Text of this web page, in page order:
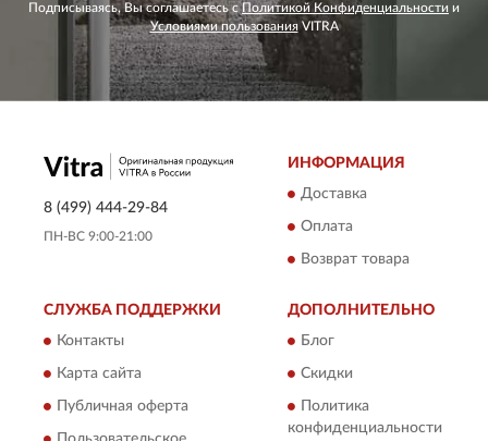
Подписываясь, Вы соглашаетесь сПолитикой Конфиденциальности и
Условиями пользованияVITRA
8 (499) 444-29-84
ПН-ВС 9:00-21:00
ИНФОРМАЦИЯ
Доставка
Оплата
Возврат товара
СЛУЖБА ПОДДЕРЖКИ
Контакты
Карта сайта
Публичная оферта
ДОПОЛНИТЕЛЬНО
Блог
Скидки
Политика
конфиденциальности